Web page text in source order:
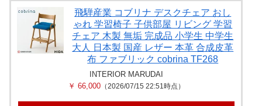
飛騨産業 コブリナ デスクチェア おし
ゃれ 学習椅子 子供部屋 リビング 学習
チェア 木製 無垢 完成品 小学生 中学生
大人 日本製 国産 レザー 本革 合成皮革
布 ファブリック cobrina TF268
INTERIOR MARUDAI
￥ 66,000（2026/07/15 22:51時点）